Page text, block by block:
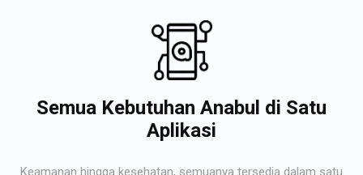
Semua Kebutuhan Anabul di Satu
Aplikasi
Keamanan hingga kesehatan, semuanya tersedia dalam satu